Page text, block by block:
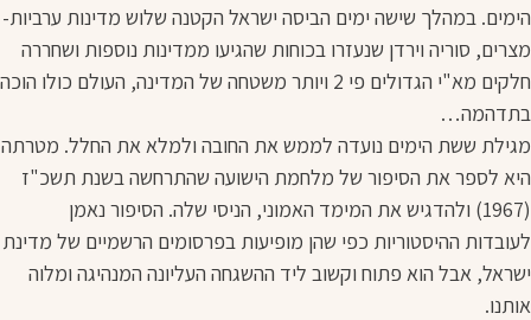
הימים. במהלך שישה ימים הביסה ישראל הקטנה שלוש מדינות ערביות-
מצרים, סוריה וירדן שנעזרו בכוחות שהגיעו ממדינות נוספות ושחררה
חלקים מא"י הגדולים פי 2 ויותר משטחה של המדינה, העולם כולו הוכה
בתדהמה…
מגילת ששת הימים נועדה לממש את החובה ולמלא את החלל. מטרתה
היא לספר את הסיפור של מלחמת הישועה שהתרחשה בשנת תשכ"ז
(1967) ולהדגיש את המימד האמוני, הניסי שלה. הסיפור נאמן
לעובדות ההיסטוריות כפי שהן מופיעות בפרסומים הרשמיים של מדינת
ישראל, אבל הוא פתוח וקשוב ליד ההשגחה העליונה המנהיגה ומלוה
אותנו.